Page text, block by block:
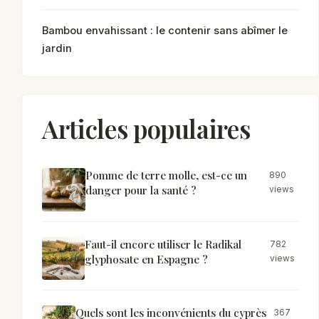
Bambou envahissant : le contenir sans abîmer le
jardin
Articles populaires
Pomme de terre molle, est-ce un
danger pour la santé ?
890
views
Faut-il encore utiliser le Radikal
glyphosate en Espagne ?
782
views
Quels sont les inconvénients du cyprès 367